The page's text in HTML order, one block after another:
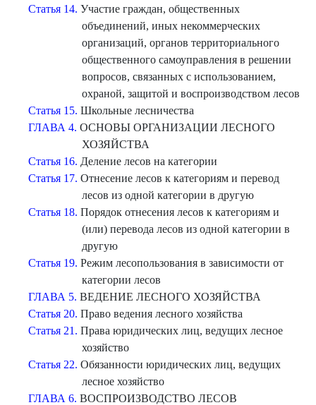
Статья 14. Участие граждан, общественных
объединений, иных некоммерческих
организаций, органов территориального
общественного самоуправления в решении
вопросов, связанных с использованием,
охраной, защитой и воспроизводством лесов
Статья 15. Школьные лесничества
ГЛАВА 4. ОСНОВЫ ОРГАНИЗАЦИИ ЛЕСНОГО
ХОЗЯЙСТВА
Статья 16. Деление лесов на категории
Статья 17. Отнесение лесов к категориям и перевод
лесов из одной категории в другую
Статья 18. Порядок отнесения лесов к категориям и
(или) перевода лесов из одной категории в
другую
Статья 19. Режим лесопользования в зависимости от
категории лесов
ГЛАВА 5. ВЕДЕНИЕ ЛЕСНОГО ХОЗЯЙСТВА
Статья 20. Право ведения лесного хозяйства
Статья 21. Права юридических лиц, ведущих лесное
хозяйство
Статья 22. Обязанности юридических лиц, ведущих
лесное хозяйство
ГЛАВА 6. ВОСПРОИЗВОДСТВО ЛЕСОВ